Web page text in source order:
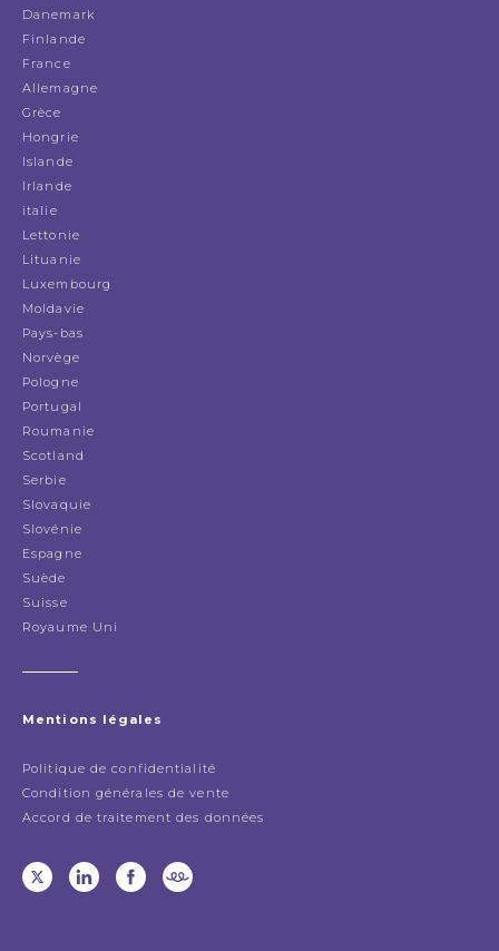
Danemark
Finlande
France
Allemagne
Grèce
Hongrie
Islande
Irlande
italie
Lettonie
Lituanie
Luxembourg
Moldavie
Pays-bas
Norvège
Pologne
Portugal
Roumanie
Scotland
Serbie
Slovaquie
Slovénie
Espagne
Suède
Suisse
Royaume Uni
Mentions légales
Politique de confidentialité
Condition générales de vente
Accord de traitement des données